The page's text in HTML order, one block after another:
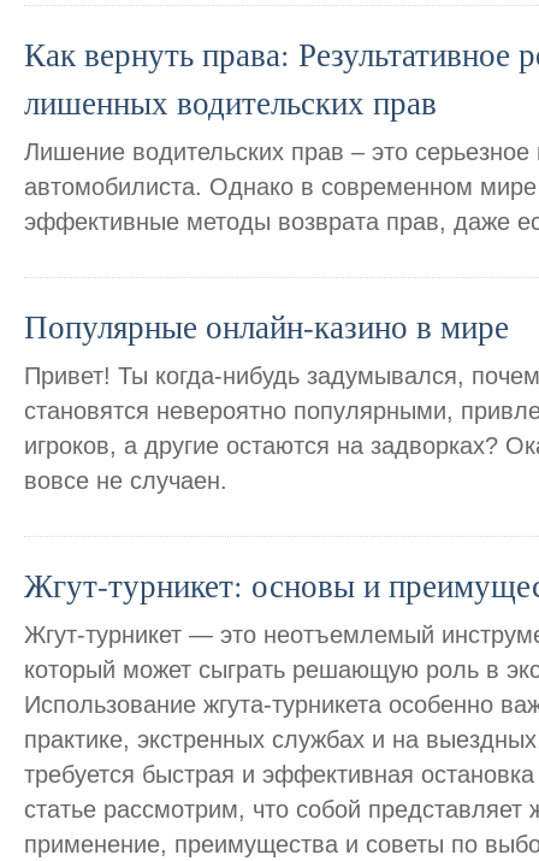
Как вернуть права: Результативное
лишенных водительских прав
Лишение водительских прав – это
автомобилиста. Однако в современном
эффективные методы возврата прав, даже
Популярные онлайн-казино в мире
Привет! Ты когда-нибудь задумывался,
становятся невероятно популярными,
игроков, а другие остаются на задворках?
вовсе не случаен.
Жгут-турникет: основы и
Жгут-турникет — это неотъемлемый
который может сыграть решающую роль в
Использование жгута-турникета особенно
практике, экстренных службах и на
требуется быстрая и эффективная
статье рассмотрим, что собой представляет
применение, преимущества и советы по